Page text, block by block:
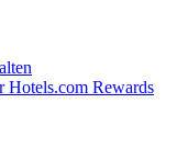
Hotels.com Rewards